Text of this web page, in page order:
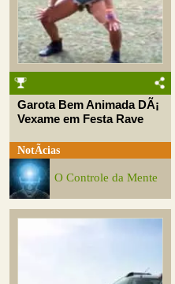
Garota Bem Animada DÃ¡
Vexame em Festa Rave
NotÃ­cias
O Controle da Mente